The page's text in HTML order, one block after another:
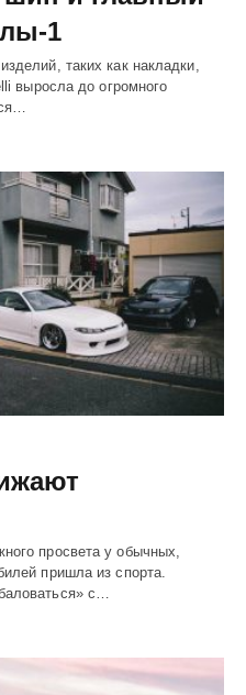
1
таких как накладки,
выросла до огромного
просвета у обычных,
пришла из спорта.
с…